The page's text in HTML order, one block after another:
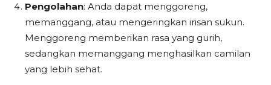
Pengolahan: Anda dapat menggoreng,
memanggang, atau mengeringkan irisan sukun.
Menggoreng memberikan rasa yang gurih,
sedangkan memanggang menghasilkan camilan
yang lebih sehat.